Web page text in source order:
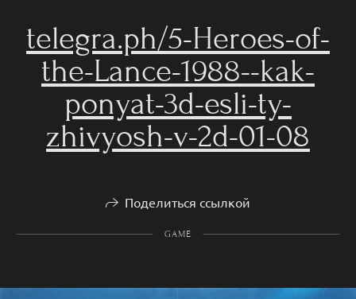
telegra.ph/5-Heroes-of-
the-Lance-1988--kak-
ponyat-3d-esli-ty-
zhivyosh-v-2d-01-08
Поделиться ссылкой
GAME